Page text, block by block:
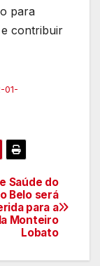
para
e contribuir
01-
Saúde do
Belo será
para a
Monteiro
Lobato